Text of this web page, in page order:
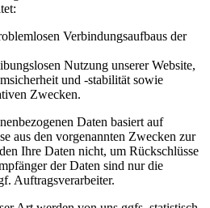
Verbindungsaufbaus der
Nutzung unserer Website,
und -stabilität sowie
Zwecken.
Daten basiert auf
aus den vorgenannten Zwecken zur
Ihre Daten nicht, um Rückschlüsse
der Daten sind nur die
Auftragsverarbeiter.